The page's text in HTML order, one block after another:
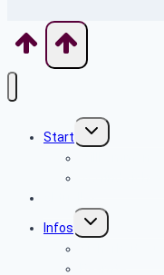
Start
Untermenü
umschalten
Infos
Untermenü
umschalten